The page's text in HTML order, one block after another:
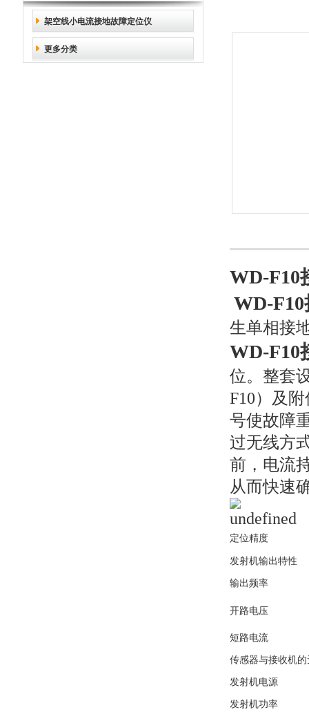
架空线小电流接地故障定位仪
更多分类
WD-F10
WD-
生单相接
WD-F10
位。整套
F10）及
号使故障
过无线方
前，电流
从而快速
定位精度
发射机输出特性
输出频率
开路电压
短路电流
传感器与接收机
发射机电源
发射机功率